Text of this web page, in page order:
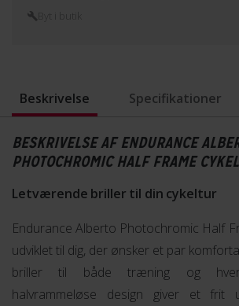
Beskrivelse Specifikationer
BESKRIVELSE AF ENDURANCE
PHOTOCHROMIC HALF FRAME
Letværende briller til din cykeltur
Endurance Alberto Photochromic Half
udviklet til dig, der ønsker et par
briller til både træning og
halvrammeløse design giver et